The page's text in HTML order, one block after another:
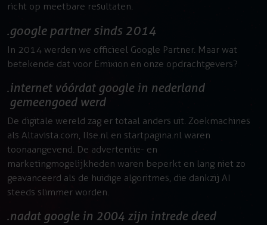
richt op meetbare resultaten.
google partner sinds 2014
In 2014 werden we officieel Google Partner. Maar wat
betekende dat voor Emixion en onze opdrachtgevers?
internet vóórdat google in nederland
gemeengoed werd
De digitale wereld zag er totaal anders uit. Zoekmachines
als Altavista.com, Ilse.nl en startpagina.nl waren
toonaangevend. De advertentie- en
marketingmogelijkheden waren beperkt en lang niet zo
geavanceerd als de huidige algoritmes, die dankzij AI
steeds slimmer worden.
nadat google in 2004 zijn intrede deed